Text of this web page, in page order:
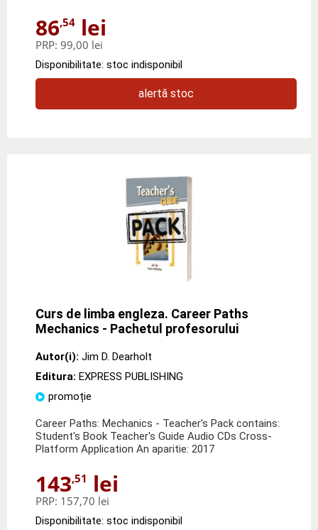
86,54 lei
PRP: 99,00 lei
Disponibilitate: stoc indisponibil
alertă stoc
Curs de limba engleza. Career Paths
Mechanics - Pachetul profesorului
Autor(i): Jim D. Dearholt
Editura: EXPRESS PUBLISHING
promoție
Career Paths: Mechanics - Teacher's Pack contains:
Student's Book Teacher's Guide Audio CDs Cross-
Platform Application An aparitie: 2017
143,51 lei
PRP: 157,70 lei
Disponibilitate: stoc indisponibil